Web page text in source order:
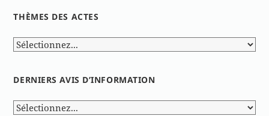
THÈMES DES ACTES
DERNIERS AVIS D’INFORMATION